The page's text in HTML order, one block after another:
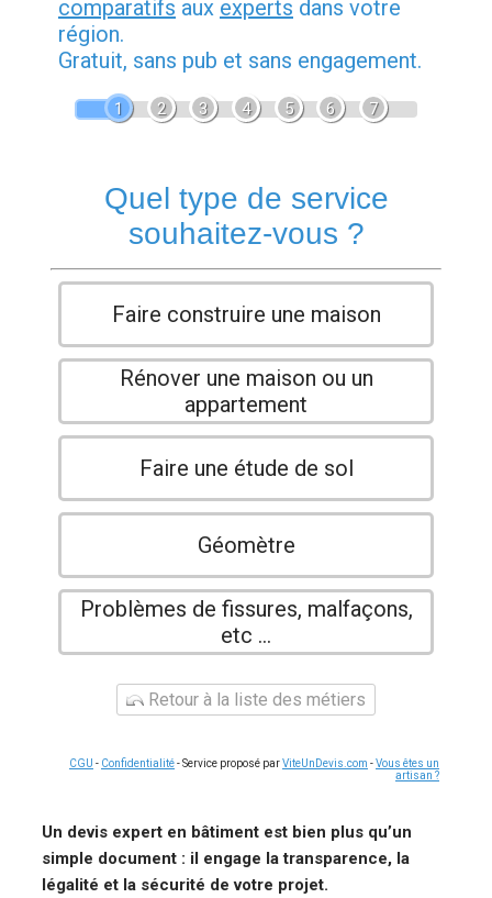
comparatifs aux experts dans votre
région.
Gratuit, sans pub et sans engagement.
1 2 3 4 5 6 7
Quel type de service
souhaitez-vous ?
Faire construire une maison
Rénover une maison ou un
appartement
Faire une étude de sol
Géomètre
Problèmes de fissures, malfaçons,
etc ...
Retour à la liste des métiers
CGU - Confidentialité- Service proposé parViteUnDevis.com -Vous êtes un
artisan ?
Un devis expert en bâtiment est bien plus qu’un
simple document : il engage la transparence, la
légalité et la sécurité de votre projet.